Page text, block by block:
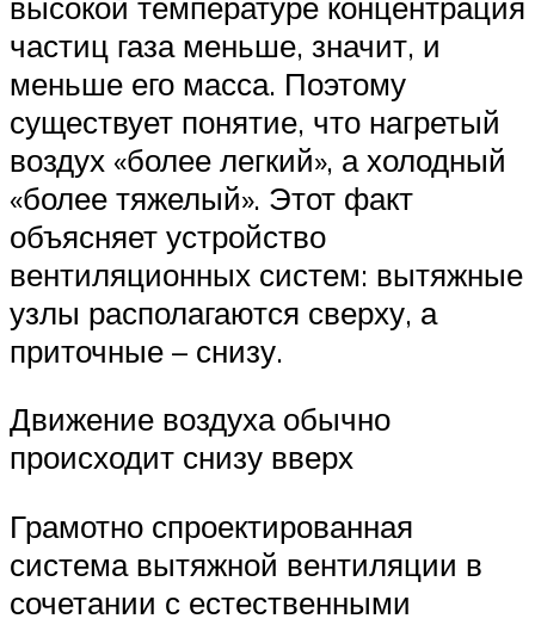
частиц газа меньше, значит, и
меньше его масса. Поэтому
существует понятие, что нагретый
воздух «более легкий», а холодный
«более тяжелый». Этот факт
объясняет устройство
вентиляционных систем: вытяжные
узлы располагаются сверху, а
приточные – снизу.
Движение воздуха обычно
происходит снизу вверх
Грамотно спроектированная
система вытяжной вентиляции в
сочетании с естественными